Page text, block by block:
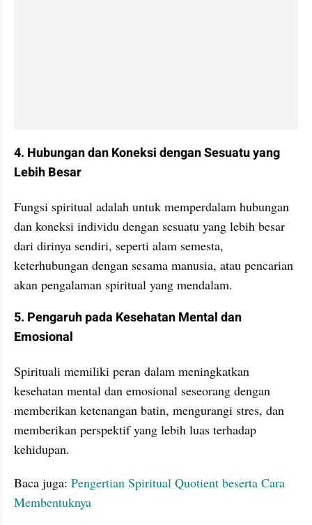
4. Hubungan dan Koneksi dengan Sesuatu yang
Lebih Besar
Fungsi spiritual adalah untuk memperdalam hubungan
dan koneksi individu dengan sesuatu yang lebih besar
dari dirinya sendiri, seperti alam semesta,
keterhubungan dengan sesama manusia, atau pencarian
akan pengalaman spiritual yang mendalam.
5. Pengaruh pada Kesehatan Mental dan
Emosional
Spirituali memiliki peran dalam meningkatkan
kesehatan mental dan emosional seseorang dengan
memberikan ketenangan batin, mengurangi stres, dan
memberikan perspektif yang lebih luas terhadap
kehidupan.
Baca juga: Pengertian Spiritual Quotient beserta Cara
Membentuknya